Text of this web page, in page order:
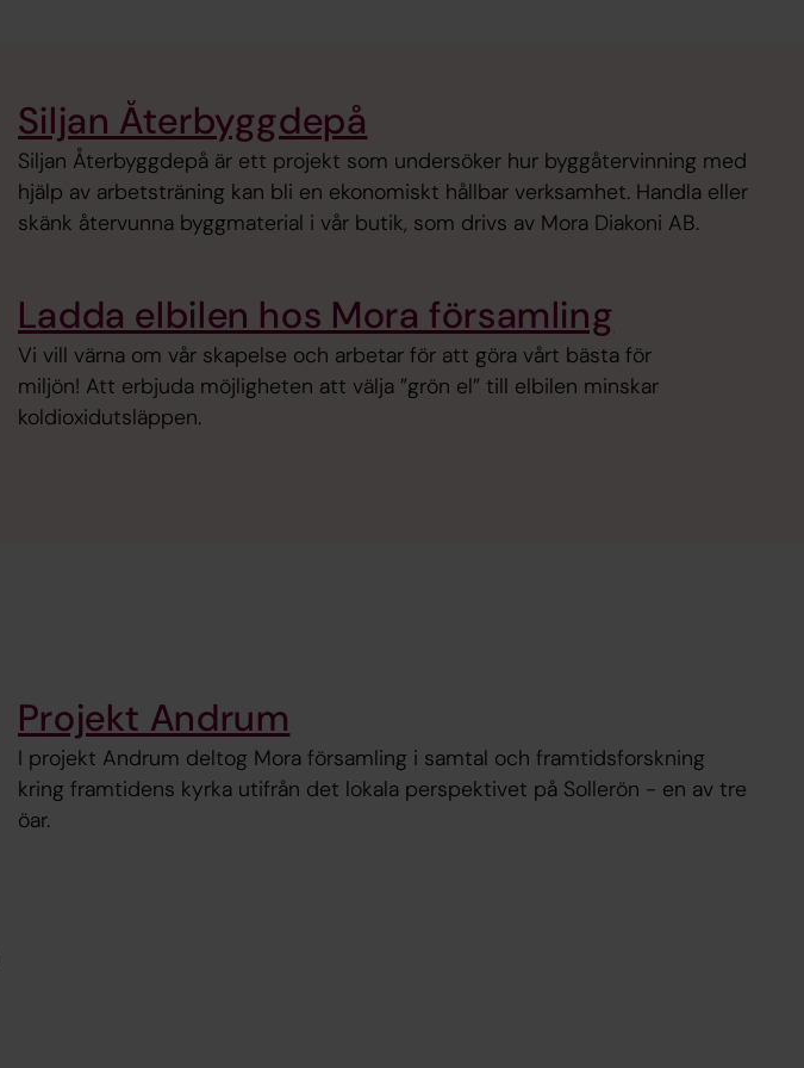
Siljan Återbyggdepå
Siljan Återbyggdepå är ett projekt som undersöker hur byggåtervinning med
hjälp av arbetsträning kan bli en ekonomiskt hållbar verksamhet. Handla eller
skänk återvunna byggmaterial i vår butik, som drivs av Mora Diakoni AB.
Ladda elbilen hos Mora församling
Vi vill värna om vår skapelse och arbetar för att göra vårt bästa för
miljön! Att erbjuda möjligheten att välja ”grön el” till elbilen minskar
koldioxidutsläppen.
Projekt Andrum
I projekt Andrum deltog Mora församling i samtal och framtidsforskning
kring framtidens kyrka utifrån det lokala perspektivet på Sollerön - en av tre
öar.